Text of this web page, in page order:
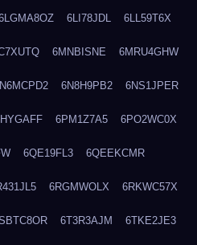
6LI78JDL 6LL59T6X
6MNBISNE 6MRU4GHW
6N8H9PB2 6NS1JPER
6PM1Z7A5 6PO2WC0X
6QE19FL3 6QEEKCMR
6RGMWOLX 6RKWC57X
6T3R3AJM 6TKE2JE3